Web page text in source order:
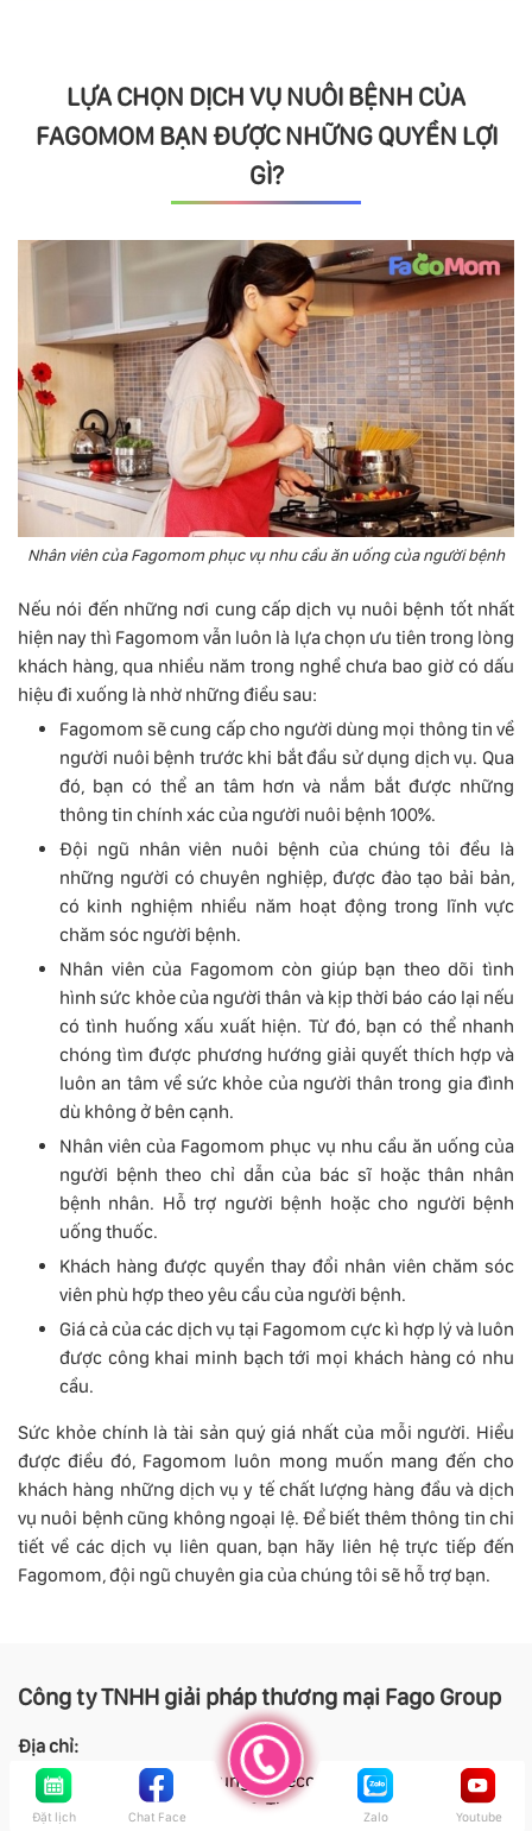
Đặt lịch Chat Face Zalo Youtube
LỰA CHỌN DỊCH VỤ NUÔI BỆNH CỦA
FAGOMOM BẠN ĐƯỢC NHỮNG QUYỀN LỢI
GÌ?
Nhân viên của Fagomom phục vụ nhu cầu ăn uống của người bệnh
Nếu nói đến những nơi cung cấp dịch vụ nuôi bệnh tốt nhất
hiện nay thì Fagomom vẫn luôn là lựa chọn ưu tiên trong lòng
khách hàng, qua nhiều năm trong nghề chưa bao giờ có dấu
hiệu đi xuống là nhờ những điều sau:
Fagomom sẽ cung cấp cho người dùng mọi thông tin về
người nuôi bệnh trước khi bắt đầu sử dụng dịch vụ. Qua
đó, bạn có thể an tâm hơn và nắm bắt được những
thông tin chính xác của người nuôi bệnh 100%.
Đội ngũ nhân viên nuôi bệnh của chúng tôi đều là
những người có chuyên nghiệp, được đào tạo bải bản,
có kinh nghiệm nhiều năm hoạt động trong lĩnh vực
chăm sóc người bệnh.
Nhân viên của Fagomom còn giúp bạn theo dõi tình
hình sức khỏe của người thân và kịp thời báo cáo lại nếu
có tình huống xấu xuất hiện. Từ đó, bạn có thể nhanh
chóng tìm được phương hướng giải quyết thích hợp và
luôn an tâm về sức khỏe của người thân trong gia đình
dù không ở bên cạnh.
Nhân viên của Fagomom phục vụ nhu cầu ăn uống của
người bệnh theo chỉ dẫn của bác sĩ hoặc thân nhân
bệnh nhân. Hỗ trợ người bệnh hoặc cho người bệnh
uống thuốc.
Khách hàng được quyền thay đổi nhân viên chăm sóc
viên phù hợp theo yêu cầu của người bệnh.
Giá cả của các dịch vụ tại Fagomom cực kì hợp lý và luôn
được công khai minh bạch tới mọi khách hàng có nhu
cầu.
Sức khỏe chính là tài sản quý giá nhất của mỗi người. Hiểu
được điều đó, Fagomom luôn mong muốn mang đến cho
khách hàng những dịch vụ y tế chất lượng hàng đầu và dịch
vụ nuôi bệnh cũng không ngoại lệ. Để biết thêm thông tin chi
tiết về các dịch vụ liên quan, bạn hãy liên hệ trực tiếp đến
Fagomom, đội ngũ chuyên gia của chúng tôi sẽ hỗ trợ bạn.
Công ty TNHH giải pháp thương mại Fago Group
Địa chỉ:
Tại Hồ Chí Minh: Chung cư tecco Greenest, Phan Văn Hớ
n, Tân Thới Nhất, Quận 12, Thành phố Hồ Chí Minh